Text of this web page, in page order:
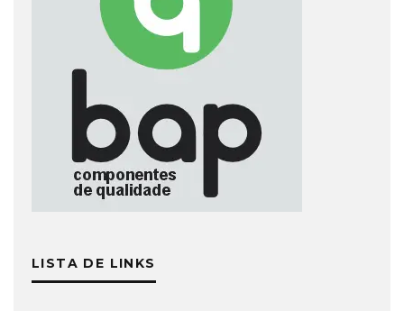
LISTA DE LINKS